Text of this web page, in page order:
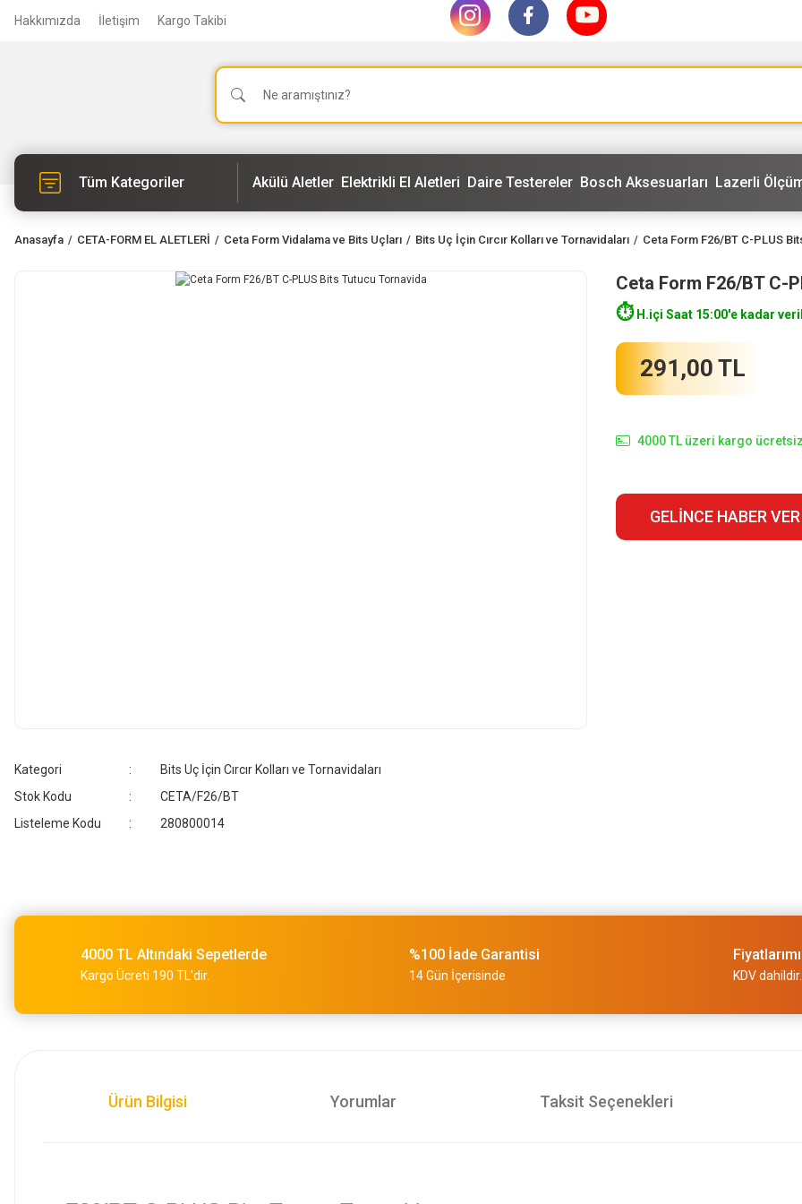
Hakkımızda İletişim Kargo Takibi
Tüm Kategoriler Akülü Aletler Elektrikli El Aletleri Daire Testereler Bosch Aksesuarları Lazerli
Anasayfa CETA-FORM EL ALETLERİ Ceta Form Vidalama ve Bits Uçları Bits Uç İçin Cırcır Kolları ve Tornavidaları Ceta Form F26/BT C-PLUS
Kategori
Bits Uç İçin Cırcır Kolları ve Tornavidaları
Stok Kodu
CETA/F26/BT
Listeleme Kodu
280800014
Ceta Form F26/BT C-
⏱️H.içi Saat 15:00'e kadar
291,00 TL
4000 TL üzeri kargo
GELINCE HABER VER
4000 TL Altındaki Sepetlerde
Kargo Ücreti 190 TL'dir.
%100 İade Garantisi
14 Gün İçerisinde KDV dahildir.
Ürün Bilgisi Yorumlar Taksit Seçenekleri